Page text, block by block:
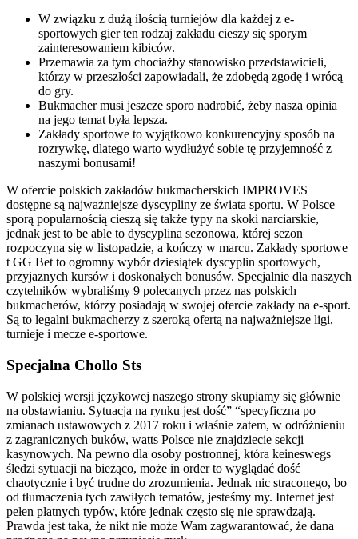
W związku z dużą ilością turniejów dla każdej z e-
sportowych gier ten rodzaj zakładu cieszy się sporym
zainteresowaniem kibiców.
Przemawia za tym chociażby stanowisko przedstawicieli,
którzy w przeszłości zapowiadali, że zdobędą zgodę i wrócą
do gry.
Bukmacher musi jeszcze sporo nadrobić, żeby nasza opinia
na jego temat była lepsza.
Zakłady sportowe to wyjątkowo konkurencyjny sposób na
rozrywkę, dlatego warto wydłużyć sobie tę przyjemność z
naszymi bonusami!
W ofercie polskich zakładów bukmacherskich IMPROVES
dostępne są najważniejsze dyscypliny ze świata sportu. W Polsce
sporą popularnością cieszą się także typy na skoki narciarskie,
jednak jest to be able to dyscyplina sezonowa, której sezon
rozpoczyna się w listopadzie, a kończy w marcu. Zakłady sportowe
t GG Bet to ogromny wybór dziesiątek dyscyplin sportowych,
przyjaznych kursów i doskonałych bonusów. Specjalnie dla naszych
czytelników wybraliśmy 9 polecanych przez nas polskich
bukmacherów, którzy posiadają w swojej ofercie zakłady na e-sport.
Są to legalni bukmacherzy z szeroką ofertą na najważniejsze ligi,
turnieje i mecze e-sportowe.
Specjalna Chollo Sts
W polskiej wersji językowej naszego strony skupiamy się głównie
na obstawianiu. Sytuacja na rynku jest dość” “specyficzna po
zmianach ustawowych z 2017 roku i właśnie zatem, w odróżnieniu
z zagranicznych buków, watts Polsce nie znajdziecie sekcji
kasynowych. Na pewno dla osoby postronnej, która keineswegs
śledzi sytuacji na bieżąco, może in order to wyglądać dość
chaotycznie i być trudne do zrozumienia. Jednak nic straconego, bo
od tłumaczenia tych zawiłych tematów, jesteśmy my. Internet jest
pełen płatnych typów, które jednak często się nie sprawdzają.
Prawda jest taka, że nikt nie może Wam zagwarantować, że dana